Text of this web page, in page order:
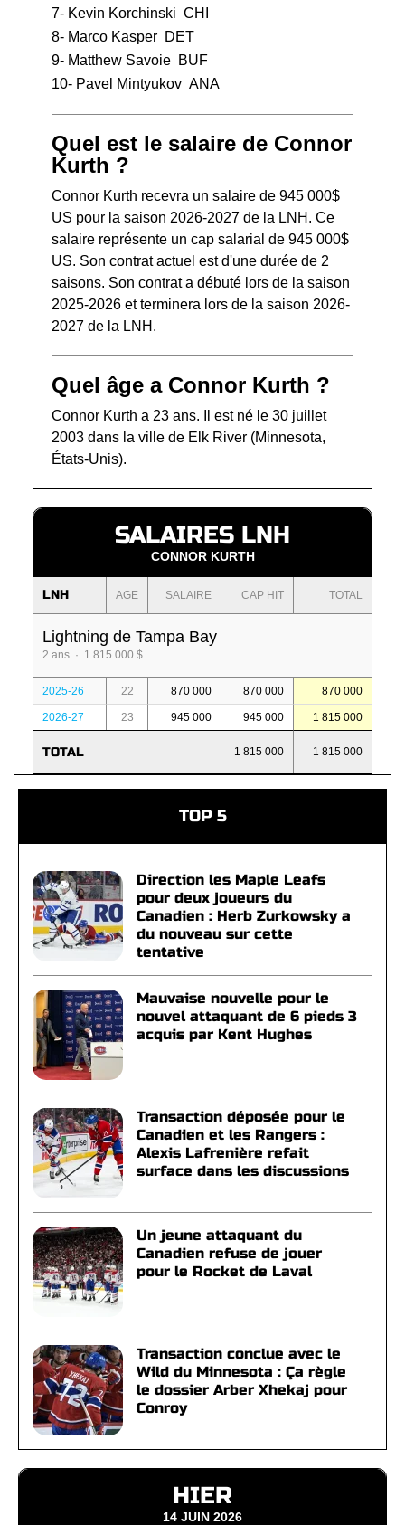
7- Kevin Korchinski CHI
8- Marco Kasper DET
9- Matthew Savoie BUF
10- Pavel Mintyukov ANA
Quel est le salaire de Connor
Kurth ?
Connor Kurth recevra un salaire de 945 000$
US pour la saison 2026-2027 de la LNH. Ce
salaire représente un cap salarial de 945 000$
US. Son contrat actuel est d'une durée de 2
saisons. Son contrat a débuté lors de la saison
2025-2026 et terminera lors de la saison 2026-
2027 de la LNH.
Quel âge a Connor Kurth ?
Connor Kurth a 23 ans. Il est né le 30 juillet
2003 dans la ville de Elk River (Minnesota,
États-Unis).
SALAIRES LNH
CONNOR KURTH
LNH AGE SALAIRE CAP HIT TOTAL
Lightning de Tampa Bay
2 ans · 1 815 000 $
2025-26 22 870 000 870 000 870 000
2026-27 23 945 000 945 000 1 815 000
TOTAL 1 815 000 1 815 000
TOP 5
Direction les Maple Leafs
pour deux joueurs du
Canadien : Herb Zurkowsky a
du nouveau sur cette
tentative
Mauvaise nouvelle pour le
nouvel attaquant de 6 pieds 3
acquis par Kent Hughes
Transaction déposée pour le
Canadien et les Rangers :
Alexis Lafrenière refait
surface dans les discussions
Un jeune attaquant du
Canadien refuse de jouer
pour le Rocket de Laval
Transaction conclue avec le
Wild du Minnesota : Ça règle
le dossier Arber Xhekaj pour
Conroy
HIER
14 JUIN 2026